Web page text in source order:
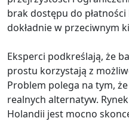
brak dostępu do
dokładnie w przeciwnym
Eksperci podkreślają, że
prostu korzystają z
Problem polega na tym,
realnych alternatyw.
Holandii jest mocno